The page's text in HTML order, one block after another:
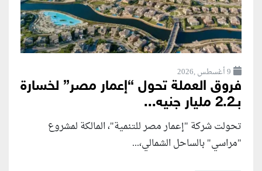
9 أغسطس ,2026
فروق العملة تحول “إعمار مصر” لخسارة
بـ2.2 مليار جنيه...
تحولت شركة "إعمار مصر للتنمية"، المالكة لمشروع
"مراسي" بالساحل الشمالي،...